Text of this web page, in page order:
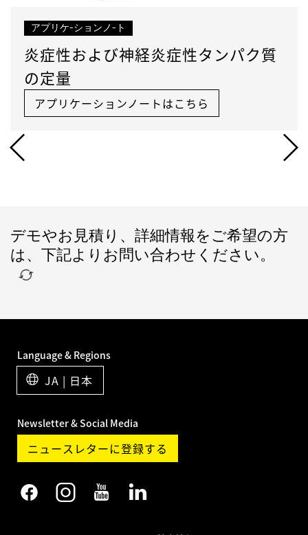
アプリケ-ションノ-ト
炎症性および神経炎症性タンパク質
の定量
アプリケーションノートはこちら
デモやお見積り、詳細情報をご希望の方
は、下記よりお問い合わせください。
Language & Regions
JA | 日本
Newsletter & Social Media
ニュースレターに登録する